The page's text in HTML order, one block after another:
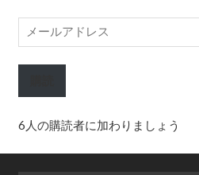
ー
ル
レ
ス
6人の購読者に加わりましょう